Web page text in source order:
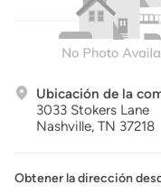
Ubicación de la
3033 Stokers Lane
Nashville, TN 37218
Obtener la dirección